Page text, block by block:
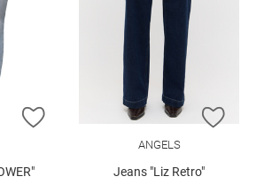
ZUR WUNSCHLISTE HINZUFÜGEN
ZUR
ANGELS
Jeans "Liz Retro"